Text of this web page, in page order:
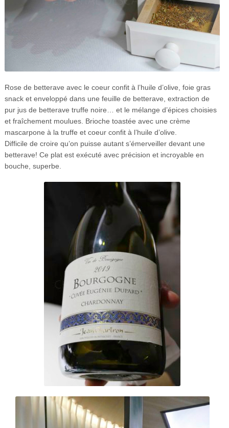
Rose de betterave avec le coeur confit à l’huile d’olive, foie gras
snack et enveloppé dans une feuille de betterave, extraction de
pur jus de betterave truffe noire… et le mélange d’épices choisies
et fraîchement moulues. Brioche toastée avec une crème
mascarpone à la truffe et coeur confit à l’huile d’olive.
Difficile de croire qu’on puisse autant s’émerveiller devant une
betterave! Ce plat est exécuté avec précision et incroyable en
bouche, superbe.